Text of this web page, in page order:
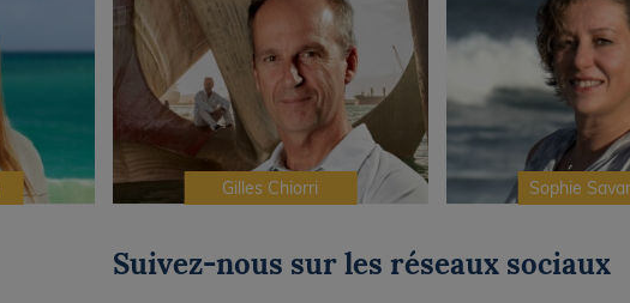
Gilles Chiorri Sophie
Suivez-nous sur les réseaux sociaux